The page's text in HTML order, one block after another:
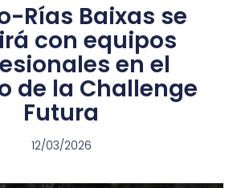
Rías Baixas se
con equipos
en el
de la Challenge
Futura
12/03/2026